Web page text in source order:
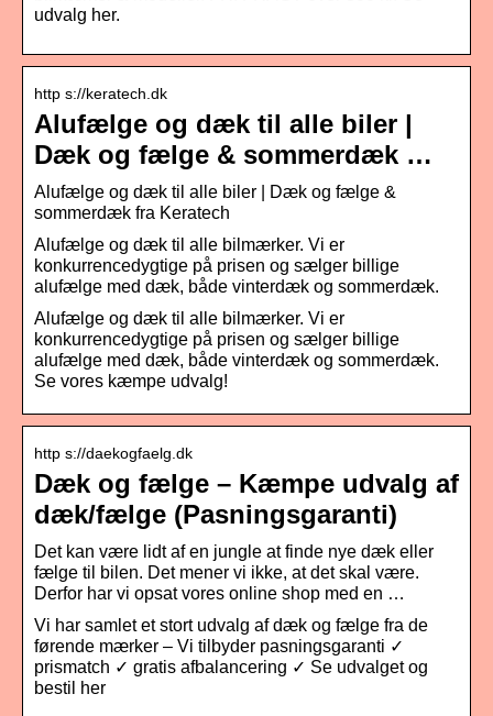
udvalg her.
http s://keratech.dk
Alufælge og dæk til alle biler |
Dæk og fælge & sommerdæk …
Alufælge og dæk til alle biler | Dæk og fælge &
sommerdæk fra Keratech
Alufælge og dæk til alle bilmærker. Vi er
konkurrencedygtige på prisen og sælger billige
alufælge med dæk, både vinterdæk og sommerdæk.
Alufælge og dæk til alle bilmærker. Vi er
konkurrencedygtige på prisen og sælger billige
alufælge med dæk, både vinterdæk og sommerdæk.
Se vores kæmpe udvalg!
http s://daekogfaelg.dk
Dæk og fælge – Kæmpe udvalg af
dæk/fælge (Pasningsgaranti)
Det kan være lidt af en jungle at finde nye dæk eller
fælge til bilen. Det mener vi ikke, at det skal være.
Derfor har vi opsat vores online shop med en …
Vi har samlet et stort udvalg af dæk og fælge fra de
førende mærker – Vi tilbyder pasningsgaranti ✓
prismatch ✓ gratis afbalancering ✓ Se udvalget og
bestil her